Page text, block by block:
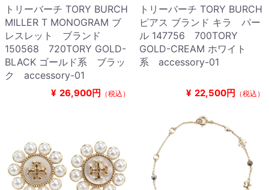
トリーバーチ TORY BURCH
MILLER T MONOGRAM ブ
レスレット ブランド
150568 720TORY GOLD-
BLACK ゴールド系 ブラッ
ク accessory-01
¥ 26,900円 （税込）
トリーバーチ TORY BURCH
ピアス ブランド キラ パー
ル 147756 700TORY
GOLD-CREAM ホワイト
系 accessory-01
¥ 22,500円 （税込）